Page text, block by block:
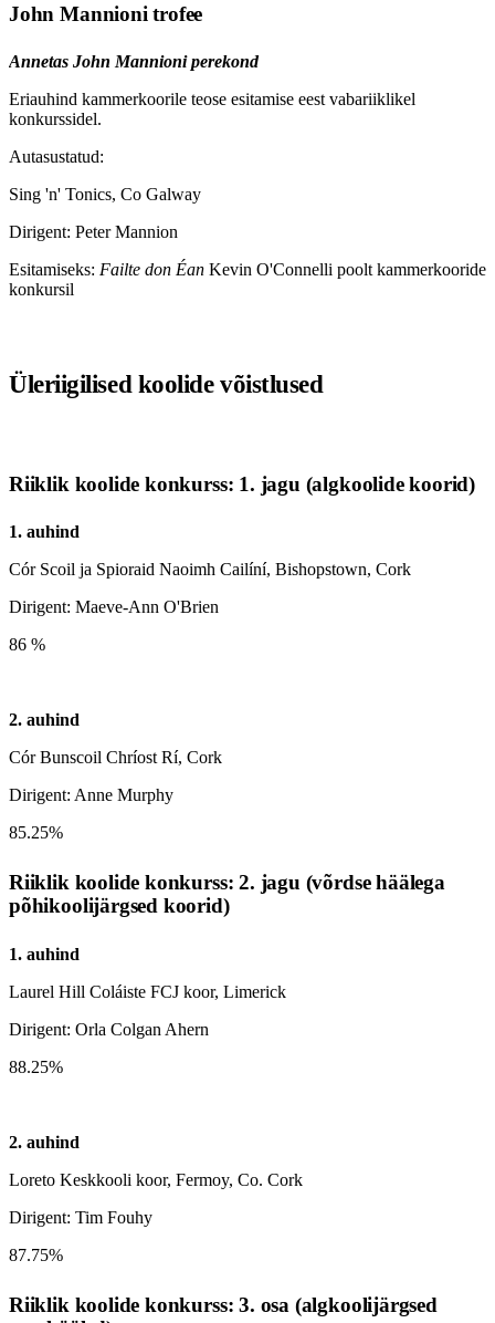
John Mannioni trofee
Annetas John Mannioni perekond
Eriauhind kammerkoorile teose esitamise eest vabariiklikel
konkurssidel.
Autasustatud:
Sing 'n' Tonics, Co Galway
Dirigent: Peter Mannion
Esitamiseks: Failte don Éan Kevin O'Connelli poolt kammerkooride
konkursil
Üleriigilised koolide võistlused
Riiklik koolide konkurss: 1. jagu (algkoolide koorid)
1. auhind
Cór Scoil ja Spioraid Naoimh Cailíní, Bishopstown, Cork
Dirigent: Maeve-Ann O'Brien
86 %
2. auhind
Cór Bunscoil Chríost Rí, Cork
Dirigent: Anne Murphy
85.25%
Riiklik koolide konkurss: 2. jagu (võrdse häälega
põhikoolijärgsed koorid)
1. auhind
Laurel Hill Coláiste FCJ koor, Limerick
Dirigent: Orla Colgan Ahern
88.25%
2. auhind
Loreto Keskkooli koor, Fermoy, Co. Cork
Dirigent: Tim Fouhy
87.75%
Riiklik koolide konkurss: 3. osa (algkoolijärgsed